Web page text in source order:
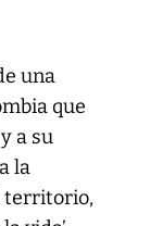
una
que
a su
la
territorio,